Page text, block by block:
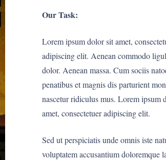
Our Task:
Lorem ipsum dolor sit amet,
adipiscing elit. Aenean commodo
dolor. Aenean massa. Cum sociis
penatibus et magnis dis parturient
nascetur ridiculus mus. Lorem ipsum
amet, consectetuer adipiscing elit.
Sed ut perspiciatis unde omnis iste
voluptatem accusantium doloremque